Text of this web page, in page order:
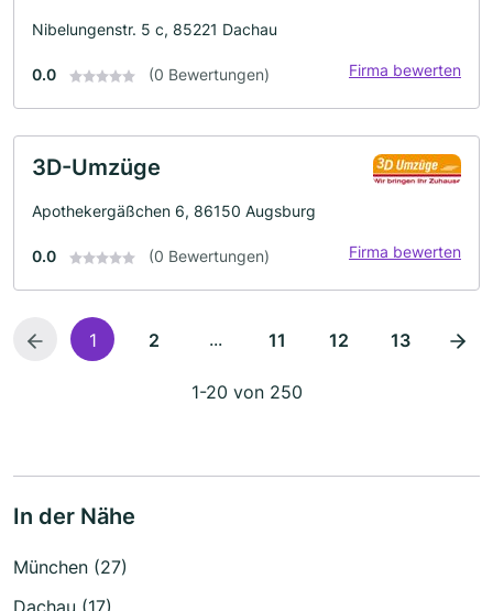
Nibelungenstr. 5 c, 85221 Dachau
0.0 (0 Bewertungen) Firma bewerten
3D-Umzüge
Apothekergäßchen 6, 86150 Augsburg
0.0 (0 Bewertungen) Firma bewerten
1 2 ... 11 12 13
1-20 von 250
In der Nähe
München (27)
Dachau (17)